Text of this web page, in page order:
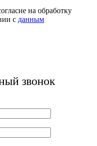
на обработку
с данным
звонок